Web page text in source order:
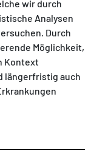
wir durch
Analysen
Durch
Möglichkeit,
Kontext
längerfristig auch